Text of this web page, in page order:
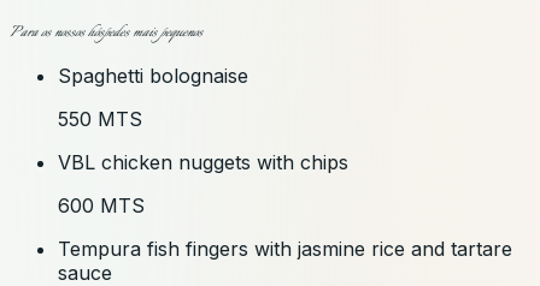
Para os nossos hóspedes mais pequenos
Spaghetti bolognaise
550 MTS
VBL chicken nuggets with chips
600 MTS
Tempura fish fingers with jasmine rice and tartare
sauce